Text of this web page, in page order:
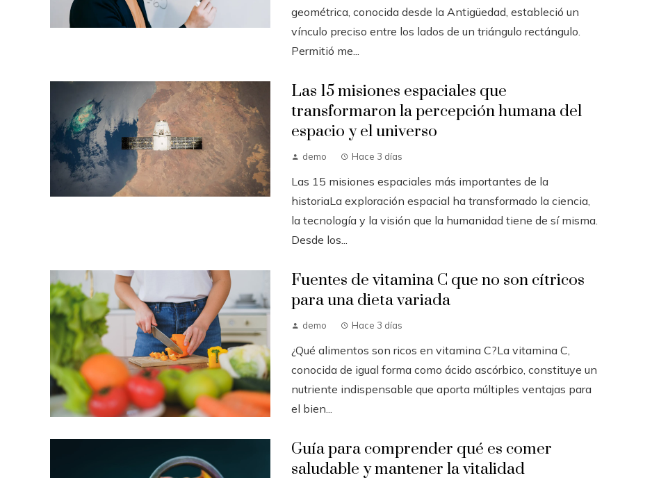
geométrica, conocida desde la Antigüedad, estableció un
vínculo preciso entre los lados de un triángulo rectángulo.
Permitió me...
Las 15 misiones espaciales que
transformaron la percepción humana del
espacio y el universo
demo Hace 3 días
Las 15 misiones espaciales más importantes de la
historiaLa exploración espacial ha transformado la ciencia,
la tecnología y la visión que la humanidad tiene de sí misma.
Desde los...
Fuentes de vitamina C que no son cítricos
para una dieta variada
demo Hace 3 días
¿Qué alimentos son ricos en vitamina C?La vitamina C,
conocida de igual forma como ácido ascórbico, constituye un
nutriente indispensable que aporta múltiples ventajas para
el bien...
Guía para comprender qué es comer
saludable y mantener la vitalidad